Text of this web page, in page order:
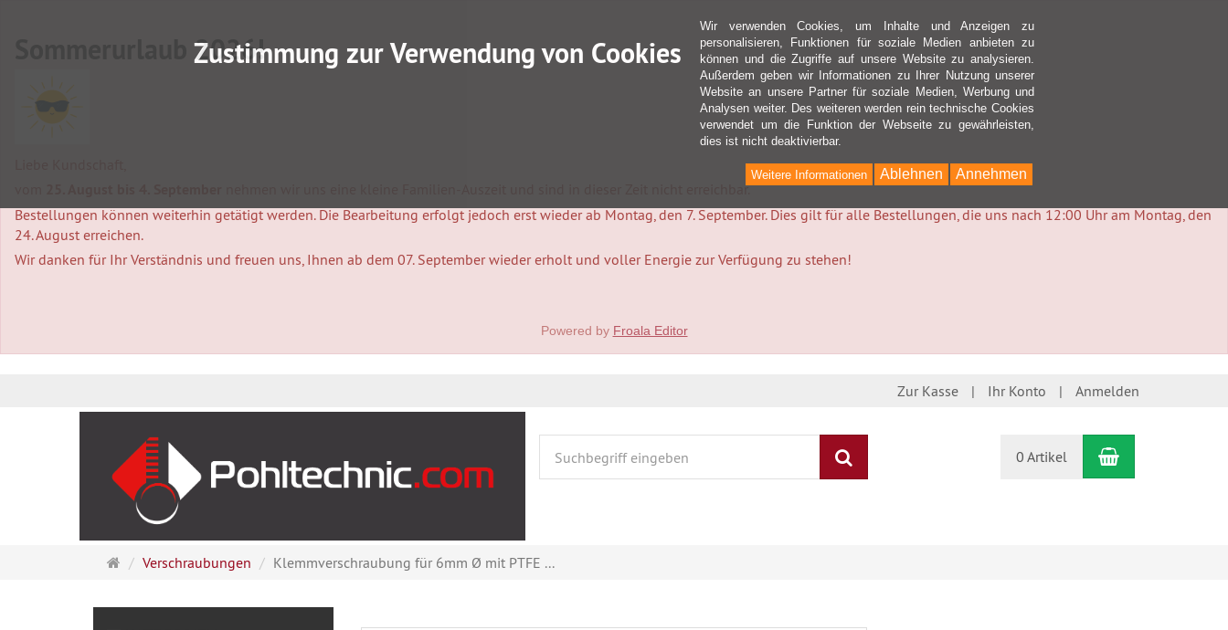
Sommerurlaub 2026!
nehmen wir uns eine kleine Familien-Auszeit und sind in dieser Zeit nicht erreichbar.
Bestellungen können weiterhin getätigt werden. Die Bearbeitung erfolgt jedoch erst wieder ab Montag, den 7. September. Dies gilt für alle Bestellungen, die uns nach 12:00 Uhr am Montag, den
24. August erreichen.
Wir danken für Ihr Verständnis und freuen uns, Ihnen ab dem 07. September wieder erholt und voller Energie zur Verfügung zu stehen!
Powered by Froala Editor
Zur Kasse Ihr Konto Anmelden
0 Artikel Warenkorb
Startseite
Verschraubungen Klemmverschraubung für 6mm Ø mit PTFE ...
Zustimmung zur Verwendung von Cookies
Wir verwenden Cookies, um Inhalte und Anzeigen zu
personalisieren, Funktionen für soziale Medien anbieten zu
können und die Zugriffe auf unsere Website zu analysieren.
Außerdem geben wir Informationen zu Ihrer Nutzung unserer
Website an unsere Partner für soziale Medien, Werbung und
Analysen weiter. Des weiteren werden rein technische Cookies
verwendet um die Funktion der Webseite zu gewährleisten,
dies ist nicht deaktivierbar.
Annehmen
Ablehnen
Weitere Informationen